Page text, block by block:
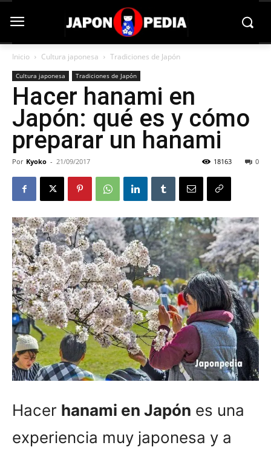
Inicio Cultura japonesa Tradiciones de Japón
Cultura japonesa Tradiciones de Japón
Hacer hanami en
Japón: qué es y cómo
preparar un hanami
Por Kyoko - 21/09/2017 0
18163
Hacer hanami en Japón es una
experiencia muy japonesa y a